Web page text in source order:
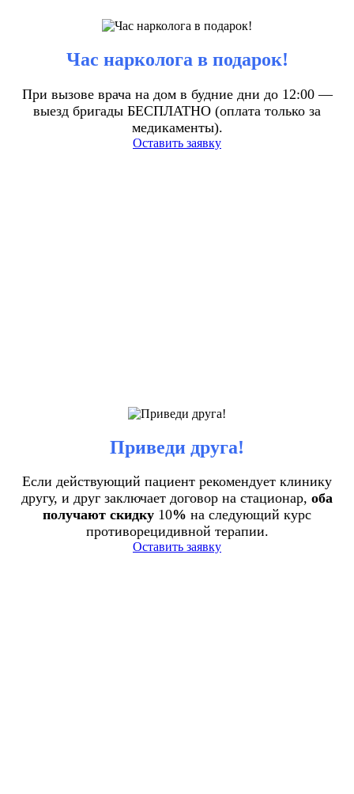
Час нарколога в подарок!
При вызове врача на дом в будние дни до 12:00 —
выезд бригады БЕСПЛАТНО (оплата только за
медикаменты).
Оставить заявку
Приведи друга!
Если действующий пациент рекомендует клинику
другу, и друг заключает договор на стационар, оба
получают скидку 10% на следующий курс
противорецидивной терапии.
Оставить заявку